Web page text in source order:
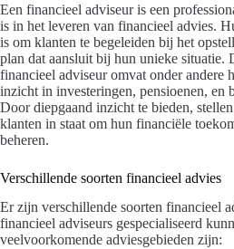
Een financieel adviseur is een
is in het leveren van financieel advies.
is om klanten te begeleiden bij het
plan dat aansluit bij hun unieke situatie.
financieel adviseur omvat onder andere
inzicht in investeringen, pensioenen, en
Door diepgaand inzicht te bieden,
klanten in staat om hun financiële
beheren.
Verschillende soorten financieel advies
Er zijn verschillende soorten financieel
financieel adviseurs gespecialiseerd
veelvoorkomende adviesgebieden zijn: